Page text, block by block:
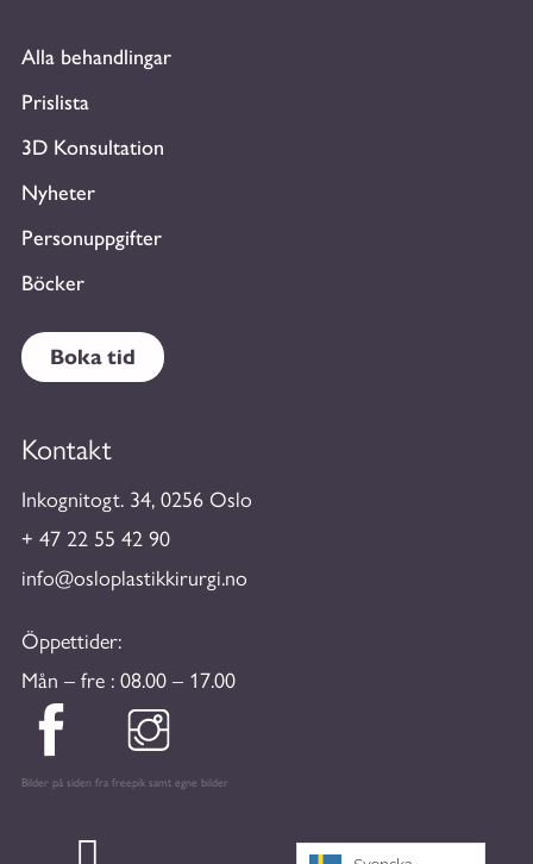
Alla behandlingar
Prislista
3D Konsultation
Nyheter
Personuppgifter
Böcker
Boka tid
Kontakt
Inkognitogt. 34, 0256 Oslo
+ 47 22 55 42 90
info@osloplastikkirurgi.no
Öppettider:
Mån – fre : 08.00 – 17.00
Bilder på siden fra freepik samt egne bilder